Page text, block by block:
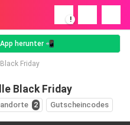
!
herunter 📲
Black Friday
Black Friday
2 Gutscheincodes